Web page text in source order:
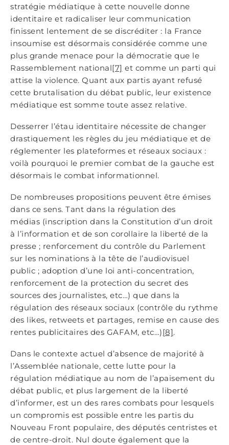
stratégie médiatique à cette nouvelle donne
identitaire et radicaliser leur communication
finissent lentement de se discréditer : la France
insoumise est désormais considérée comme une
plus grande menace pour la démocratie que le
Rassemblement national[7] et comme un parti qui
attise la violence. Quant aux partis ayant refusé
cette brutalisation du débat public, leur existence
médiatique est somme toute assez relative.
Desserrer l’étau identitaire nécessite de changer
drastiquement les règles du jeu médiatique et de
réglementer les plateformes et réseaux sociaux :
voilà pourquoi le premier combat de la gauche est
désormais le combat informationnel.
De nombreuses propositions peuvent être émises
dans ce sens. Tant dans la régulation des
médias (inscription dans la Constitution d’un droit
à l’information et de son corollaire la liberté de la
presse ; renforcement du contrôle du Parlement
sur les nominations à la tête de l’audiovisuel
public ; adoption d’une loi anti-concentration,
renforcement de la protection du secret des
sources des journalistes, etc…) que dans la
régulation des réseaux sociaux (contrôle du rythme
des likes, retweets et partages, remise en cause des
rentes publicitaires des GAFAM, etc…)[8].
Dans le contexte actuel d’absence de majorité à
l’Assemblée nationale, cette lutte pour la
régulation médiatique au nom de l’apaisement du
débat public, et plus largement de la liberté
d’informer, est un des rares combats pour lesquels
un compromis est possible entre les partis du
Nouveau Front populaire, des députés centristes et
de centre-droit. Nul doute également que la